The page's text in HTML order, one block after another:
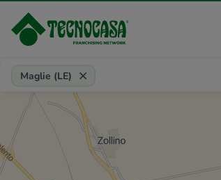
Provincia, comune, zona, riferimento
Maglie (LE)